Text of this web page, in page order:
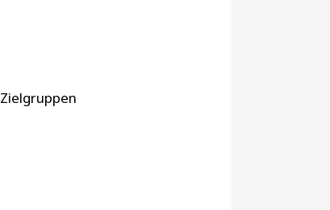
Zielgruppen